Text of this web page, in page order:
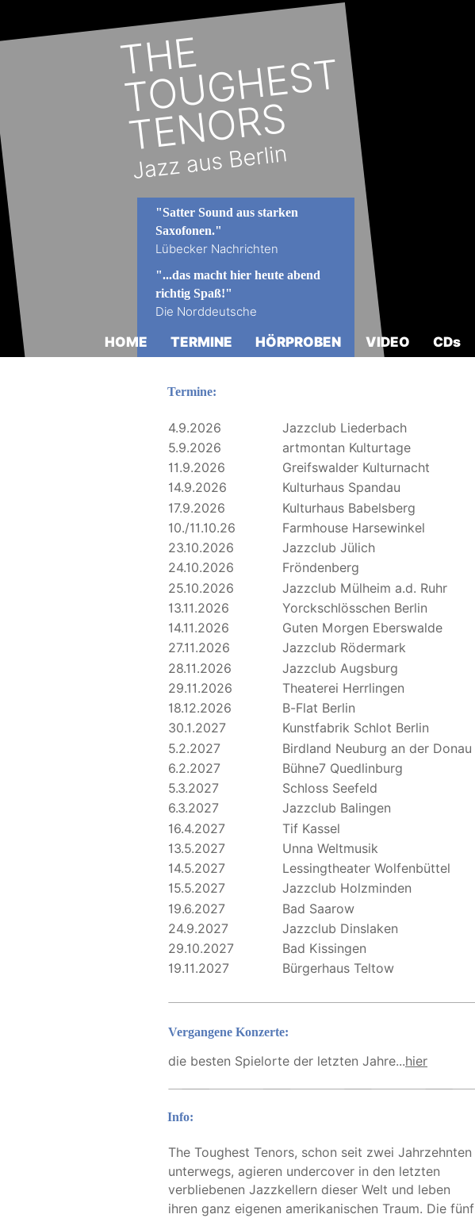
"Satter Sound aus starken
Saxofonen."
Lübecker Nachrichten
"...das macht hier heute abend
richtig Spaß!"
Die Norddeutsche
Vergangene Konzerte:
die besten Spielorte der letzten Jahre...hier
Info:
The Toughest Tenors, schon seit zwei Jahrzehnten
unterwegs, agieren undercover in den letzten
verbliebenen Jazzkellern dieser Welt und leben
ihren ganz eigenen amerikanischen Traum. Die fünf
Termine:
4.9.2026
5.9.2026
11.9.2026
14.9.2026
17.9.2026
10./11.10.26
23.10.2026
24.10.2026
25.10.2026
13.11.2026
14.11.2026
27.11.2026
28.11.2026
29.11.2026
18.12.2026
30.1.2027
5.2.2027
6.2.2027
5.3.2027
6.3.2027
16.4.2027
13.5.2027
14.5.2027
15.5.2027
19.6.2027
24.9.2027
29.10.2027
19.11.2027
Jazzclub Liederbach
artmontan Kulturtage
Greifswalder Kulturnacht
Kulturhaus Spandau
Kulturhaus Babelsberg
Farmhouse Harsewinkel
Jazzclub Jülich
Fröndenberg
Jazzclub Mülheim a.d. Ruhr
Yorckschlösschen Berlin
Guten Morgen Eberswalde
Jazzclub Rödermark
Jazzclub Augsburg
Theaterei Herrlingen
B-Flat Berlin
Kunstfabrik Schlot Berlin
Birdland Neuburg an der Donau
Bühne7 Quedlinburg
Schloss Seefeld
Jazzclub Balingen
Tif Kassel
Unna Weltmusik
Lessingtheater Wolfenbüttel
Jazzclub Holzminden
Bad Saarow
Jazzclub Dinslaken
Bad Kissingen
Bürgerhaus Teltow
HOME TERMINE HÖRPROBEN VIDEO CDs